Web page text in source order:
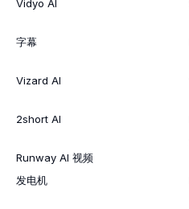
Vidyo AI
字幕
Vizard AI
2short AI
Runway AI 视频
发电机